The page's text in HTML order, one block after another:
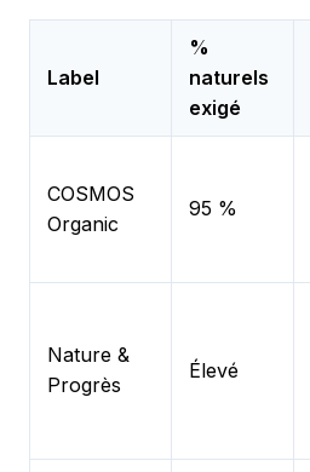
Label
%
naturels
exigé
COSMOS
Organic
95 %
Nature &
Progrès
Élevé